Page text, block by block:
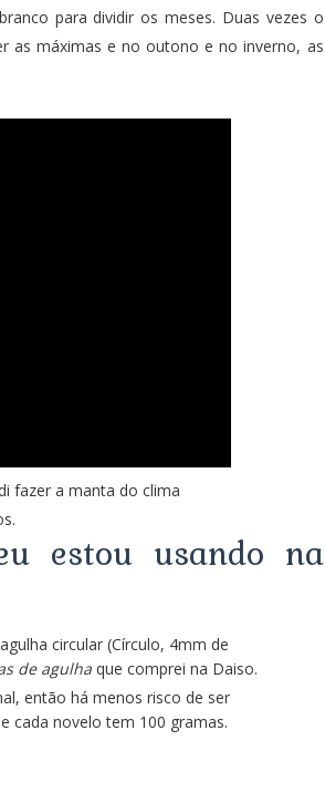
para dividir os meses. Duas vezes o
as máximas e no outono e no inverno, as
fazer a manta do clima
estou usando na
circular (Círculo, 4mm de
de agulha que comprei na Daiso.
então há menos risco de ser
cada novelo tem 100 gramas.